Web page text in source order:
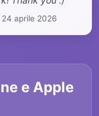
aprile 2026
e Apple